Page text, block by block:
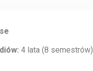
4 lata (8 semestrów)